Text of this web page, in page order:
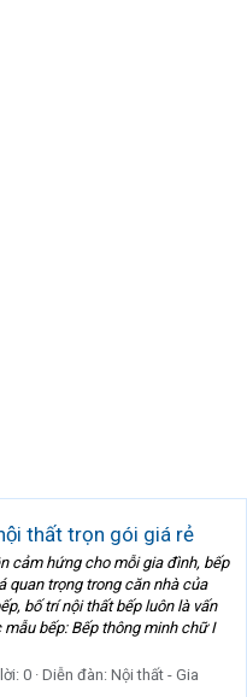
thất trọn gói giá rẻ
cảm hứng cho mỗi gia đình, bếp
quan trọng trong căn nhà của
bố trí nội thất bếp luôn là vấn
bếp: Bếp thông minh chữ I
0 Diễn đàn: Nội thất - Gia